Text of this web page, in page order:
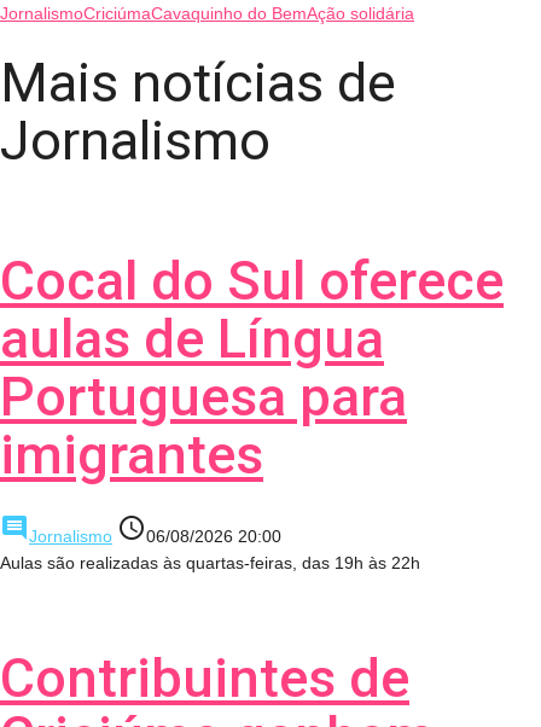
JornalismoCriciúmaCavaquinho do BemAção solidária
Mais notícias de
Jornalismo
Cocal do Sul oferece
aulas de Língua
Portuguesa para
imigrantes
comment Jornalismo access_time06/08/2026 20:00
Aulas são realizadas às quartas-feiras, das 19h às 22h
Contribuintes de